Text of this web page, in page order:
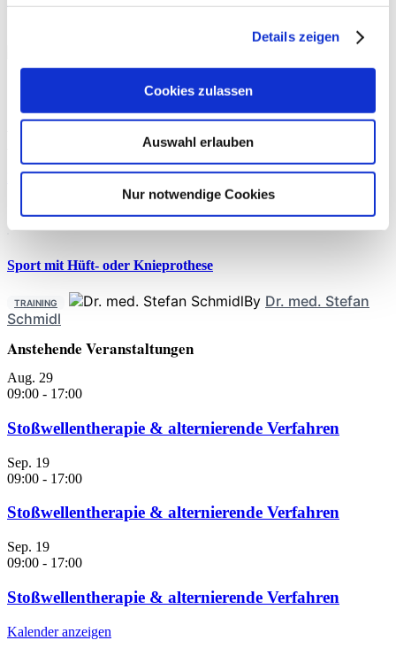
Details zeigen
Cookies zulassen
Auswahl erlauben
Nur notwendige Cookies
By
med. Christoph Offerhaus,Alexander Glowa,Dr.
Sportwiss. Christiane Wilke
Kreatin für Longevity
ERNÄHRUNG By News
Sport mit Hüft- oder Knieprothese
TRAINING By Dr. med. Stefan
Schmidl
Anstehende Veranstaltungen
Aug. 29
09:00 - 17:00
Stoßwellentherapie & alternierende Verfahren
Sep. 19
09:00 - 17:00
Stoßwellentherapie & alternierende Verfahren
Sep. 19
09:00 - 17:00
Stoßwellentherapie & alternierende Verfahren
Kalender anzeigen